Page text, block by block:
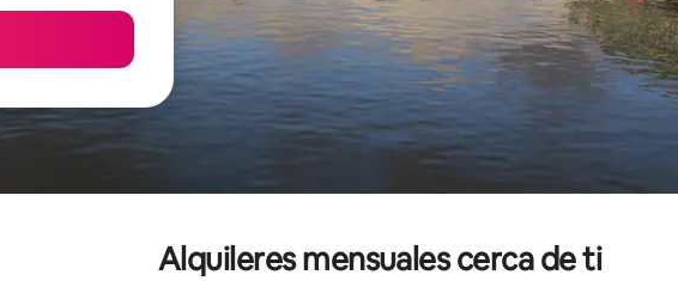
Alquileres mensuales cerca de ti